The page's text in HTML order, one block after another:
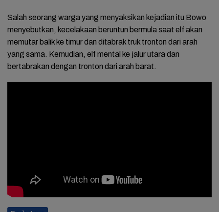
Salah seorang warga yang menyaksikan kejadian itu Bowo
menyebutkan, kecelakaan beruntun bermula saat elf akan
memutar balik ke timur dan ditabrak truk tronton dari arah
yang sama. Kemudian, elf mental ke jalur utara dan
bertabrakan dengan tronton dari arah barat.